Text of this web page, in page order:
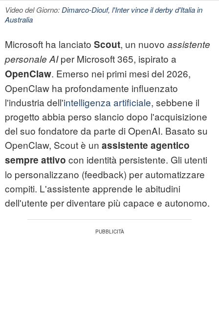
Video del Giorno:Dimarco-Diouf, l'Inter vince il derby d'Italia in
Australia
Microsoft ha lanciato Scout, un nuovo assistente
personale AIper Microsoft 365, ispirato a
OpenClaw. Emerso nei primi mesi del 2026,
OpenClaw ha profondamente influenzato
l'industria dell'intelligenza artificiale, sebbene il
progetto abbia perso slancio dopo l'acquisizione
del suo fondatore da parte di OpenAI. Basato su
OpenClaw, Scout è un assistente agentico
sempre attivo con identità persistente. Gli utenti
lo personalizzano (feedback) per automatizzare
compiti. L'assistente apprende le abitudini
dell'utente per diventare più capace e autonomo.